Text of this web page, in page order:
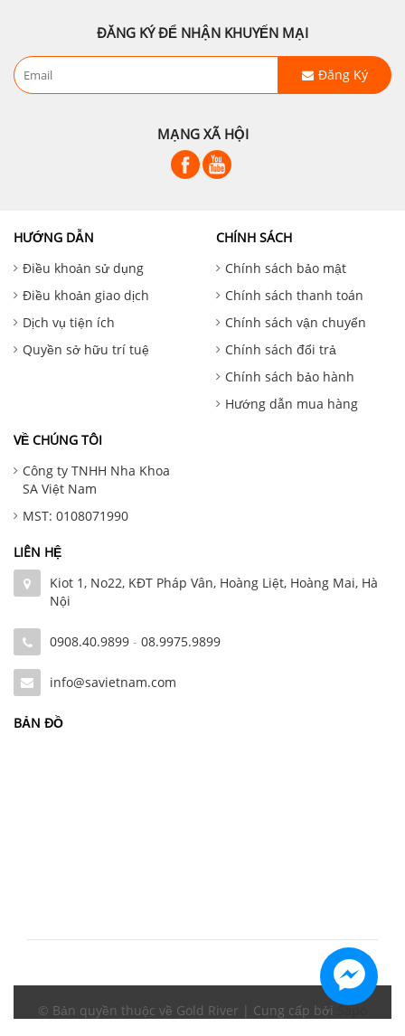
ĐĂNG KÝ ĐỂ NHẬN KHUYẾN MẠI
Đăng Ký
MẠNG XÃ HỘI
HƯỚNG DẪN
Điều khoản sử dụng
Điều khoản giao dịch
Dịch vụ tiện ích
Quyền sở hữu trí tuệ
CHÍNH SÁCH
Chính sách bảo mật
Chính sách thanh toán
Chính sách vận chuyển
Chính sách đổi trả
Chính sách bảo hành
Hướng dẫn mua hàng
VỀ CHÚNG TÔI
Công ty TNHH Nha Khoa
SA Việt Nam
MST: 0108071990
LIÊN HỆ
Kiot 1, No22, KĐT Pháp Vân, Hoàng Liệt, Hoàng Mai, Hà
Nội
0908.40.9899 - 08.9975.9899
info@savietnam.com
BẢN ĐỒ
© Bản quyền thuộc về Gold River | Cung cấp bởi Sapo